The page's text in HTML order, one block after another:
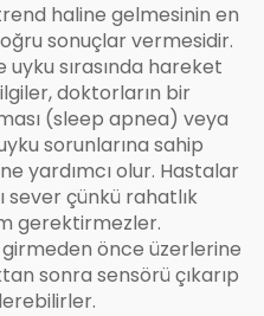
haline gelmesinin en
sonuçlar vermesidir.
uyku sırasında hareket
doktorların bir
(sleep apnea) veya
sorunlarına sahip
yardımcı olur. Hastalar
sever çünkü rahatlık
gerektirmezler.
önce üzerlerine
sonra sensörü çıkarıp